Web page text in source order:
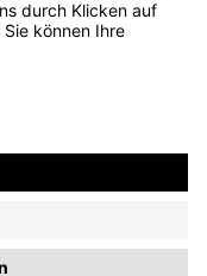
anders angegeben.